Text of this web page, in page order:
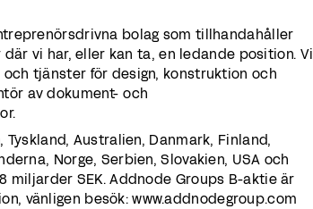
bolag som tillhandahåller
vi har, eller kan ta, en ledande position. Vi
tjänster för design, konstruktion och
av dokument- och
Australien, Danmark, Finland,
Norge, Serbien, Slovakien, USA och
SEK. Addnode Groups B-aktie är
vänligen besök: www.addnodegroup.com